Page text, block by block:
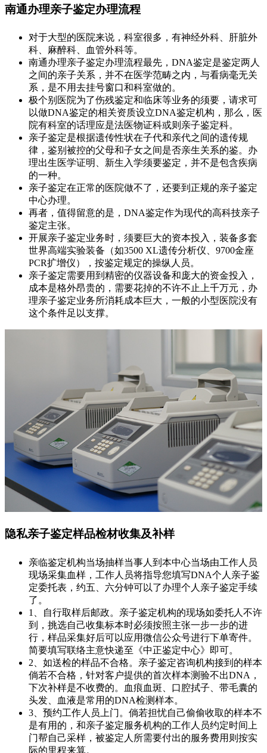
南通办理亲子鉴定办理流程
对于大型的医院来说，科室很多，有神经外科、肝脏外
科、麻醉科、血管外科等。
南通办理亲子鉴定办理流程最先，DNA鉴定是鉴定两人
之间的亲子关系，并不在医学范畴之内，与看病毫无关
系，是不用去挂号窗口和科室做的。
极个别医院为了伤残鉴定和临床等业务的须要，请求可
以做DNA鉴定的相关资质设立DNA鉴定机构，那么，医
院有科室的话理应是法医物证科或则亲子鉴定科。
亲子鉴定是根据遗传性状在子代和亲代之间的遗传规
律，鉴别被控的父母和子女之间是否亲生关系的鉴。办
理出生医学证明、新生入学须要鉴定，并不是包含疾病
的一种。
亲子鉴定在正常的医院做不了，还要到正规的亲子鉴定
中心办理。
再者，值得留意的是，DNA鉴定作为现代的高科技亲子
鉴定主张。
开展亲子鉴定业务时，须要巨大的资本投入，装备多套
世界高端实验装备（如3500 XL遗传分析仪、9700金座
PCR扩增仪），按鉴定规定的操纵人员。
亲子鉴定需要用到精密的仪器设备和庞大的资金投入，
成本是格外昂贵的，需要花掉的不许不止上千万元，办
理亲子鉴定业务所消耗成本巨大，一般的小型医院没有
这个条件足以支撑。
隐私亲子鉴定样品检材收集及补样
亲临鉴定机构当场抽样当事人到本中心当场由工作人员
现场采集血样，工作人员将指导您填写DNA个人亲子鉴
定委托表，约五、六分钟可以了办理个人亲子鉴定手续
了。
1、自行取样后邮政。亲子鉴定机构的现场如委托人不许
到，挑选自己收集标本时必须按照主张一步一步的进
行，样品采集好后可以应用微信公众号进行下单寄件。
简要填写联络主意快递至《中正鉴定中心》即可。
2、如送检的样品不合格。亲子鉴定咨询机构接到的样本
倘若不合格，针对客户提供的首次样本测验不出DNA，
下次补样是不收费的。血痕血斑、口腔拭子、带毛囊的
头发、血液是常用的DNA检测样本。
3、预约工作人员上门。倘若担忧自己偷偷收取的样本不
是有用的，和亲子鉴定服务机构的工作人员约定时间上
门帮自己采样，被鉴定人所需要付出的服务费用则按实
际的里程来算。